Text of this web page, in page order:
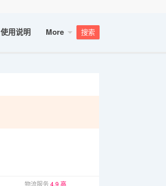
搜索
使用说明 More
物流服务 4.9 高